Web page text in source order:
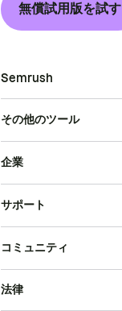
無償試用版を試す
Semrush
その他のツール
企業
サポート
コミュニティ
法律